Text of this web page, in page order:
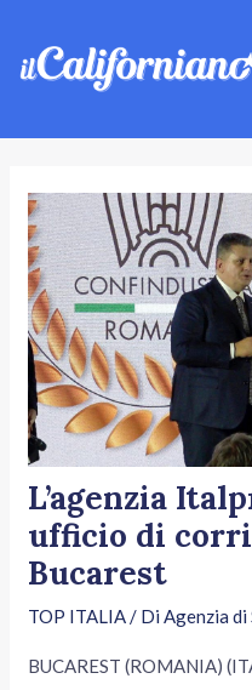
L’agenzia
ufficio di
Bucarest
TOP ITALIA/ DiAgenzia di
BUCAREST (ROMANIA)
articoli